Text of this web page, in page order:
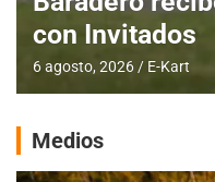
con Invitados
6 agosto, 2026 E-Kart
Medios